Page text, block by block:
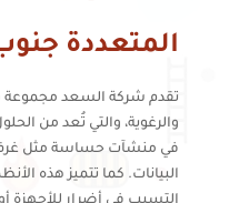
المتعددة
تقدم شركة السعد مجموعة
والرغوية، والتي تُعد من
في منشآت حساسة مثل غرف
البيانات. كما تتميز هذه